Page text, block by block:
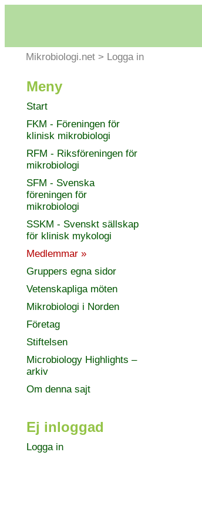
Mikrobiologi.net > Logga in
Meny
Start
FKM - Föreningen för
klinisk mikrobiologi
RFM - Riksföreningen för
mikrobiologi
SFM - Svenska
föreningen för
mikrobiologi
SSKM - Svenskt sällskap
för klinisk mykologi
Medlemmar »
Gruppers egna sidor
Vetenskapliga möten
Mikrobiologi i Norden
Företag
Stiftelsen
Microbiology Highlights –
arkiv
Om denna sajt
Ej inloggad
Logga in